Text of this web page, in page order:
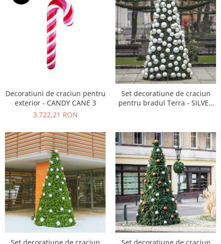
Decoratiuni de craciun pentru
exterior - CANDY CANE 3
3.722,21 RON
Set decoratiune de craciun
pentru bradul Terra - SILVER
Set decoratiune de craciun
Set decoratiune de craciun